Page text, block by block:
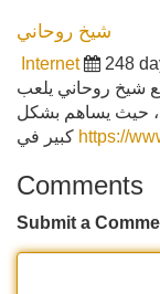
شيخ روحاني
Internet 248
شيخ روحاني يلعب
حيث يساهم بشكل
https://
Comments
Submit a